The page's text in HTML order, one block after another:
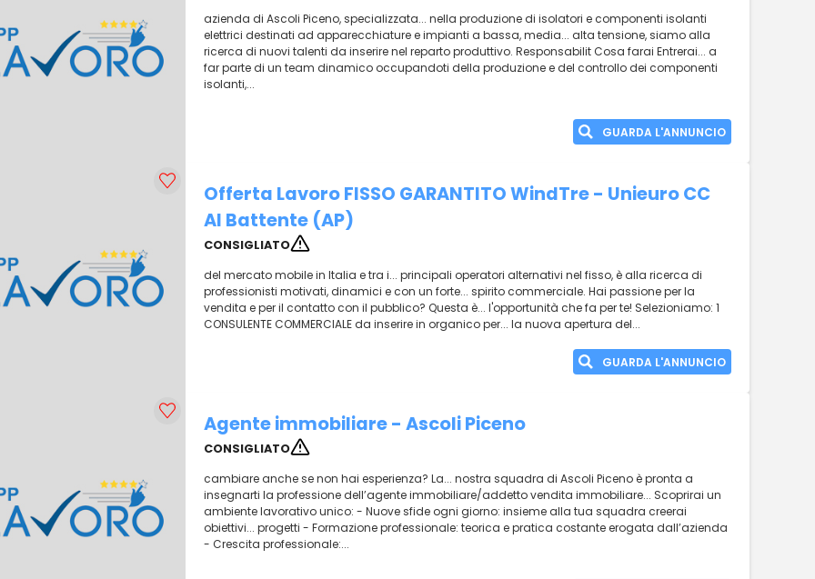
azienda di Ascoli Piceno, specializzata... nella produzione di isolatori e componenti isolanti
elettrici destinati ad apparecchiature e impianti a bassa, media... alta tensione, siamo alla
ricerca di nuovi talenti da inserire nel reparto produttivo. Responsabilit Cosa farai Entrerai... a
far parte di un team dinamico occupandoti della produzione e del controllo dei componenti
isolanti,...
GUARDA L'ANNUNCIO
Offerta Lavoro FISSO GARANTITO WindTre - Unieuro CC
Al Battente (AP)
CONSIGLIATO
del mercato mobile in Italia e tra i... principali operatori alternativi nel fisso, è alla ricerca di
professionisti motivati, dinamici e con un forte... spirito commerciale. Hai passione per la
vendita e per il contatto con il pubblico? Questa è... l'opportunità che fa per te! Selezioniamo: 1
CONSULENTE COMMERCIALE da inserire in organico per... la nuova apertura del...
GUARDA L'ANNUNCIO
Agente immobiliare - Ascoli Piceno
CONSIGLIATO
cambiare anche se non hai esperienza? La... nostra squadra di Ascoli Piceno è pronta a
insegnarti la professione dell’agente immobiliare/addetto vendita immobiliare... Scoprirai un
ambiente lavorativo unico: - Nuove sfide ogni giorno: insieme alla tua squadra creerai
obiettivi... progetti - Formazione professionale: teorica e pratica costante erogata dall’azienda
- Crescita professionale:...